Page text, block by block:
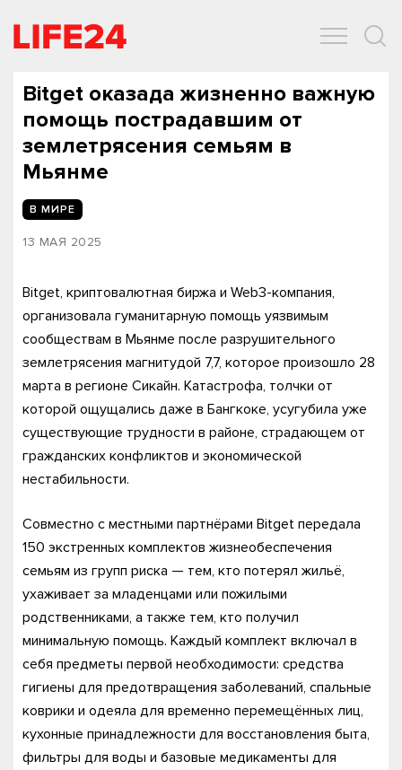
Bitget оказада жизненно важную
помощь пострадавшим от
землетрясения семьям в
Мьянме
В МИРЕ
13 МАЯ 2025
Bitget, криптовалютная биржа и Web3-компания,
организовала гуманитарную помощь уязвимым
сообществам в Мьянме после разрушительного
землетрясения магнитудой 7,7, которое произошло 28
марта в регионе Сикайн. Катастрофа, толчки от
которой ощущались даже в Бангкоке, усугубила уже
существующие трудности в районе, страдающем от
гражданских конфликтов и экономической
нестабильности.
Совместно с местными партнёрами Bitget передала
150 экстренных комплектов жизнеобеспечения
семьям из групп риска — тем, кто потерял жильё,
ухаживает за младенцами или пожилыми
родственниками, а также тем, кто получил
минимальную помощь. Каждый комплект включал в
себя предметы первой необходимости: средства
гигиены для предотвращения заболеваний, спальные
коврики и одеяла для временно перемещённых лиц,
кухонные принадлежности для восстановления быта,
фильтры для воды и базовые медикаменты для